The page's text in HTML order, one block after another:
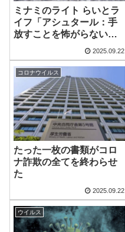
ミナミのライト らいとラ
イフ「アシュタール：手
放すことを怖がらないで
2025.09.22
コロナウイルス
たった一枚の書類がコロ
ナ詐欺の全てを終わらせ
た
2025.09.22
ウイルス